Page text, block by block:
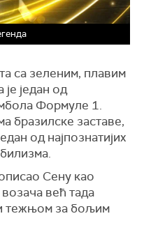
са зеленим, плавим
један од
Формуле 1.
бразилске заставе,
од најпознатијих
Сену као
већ тада
тежњом за бољим